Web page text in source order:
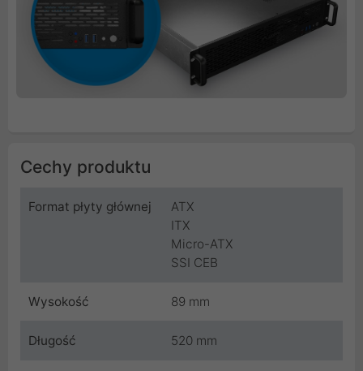
Cechy produktu
Format płyty głównej
ATX
ITX
Micro-ATX
SSI CEB
Wysokość 89 mm
Długość 520 mm